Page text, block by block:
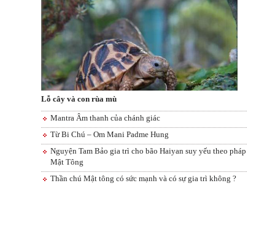
Lỗ cây và con rùa mù
Mantra Âm thanh của chánh giác
Từ Bi Chú – Om Mani Padme Hung
Nguyện Tam Bảo gia trì cho bão Haiyan suy yếu theo pháp
Mật Tông
Thần chú Mật tông có sức mạnh và có sự gia trì không ?